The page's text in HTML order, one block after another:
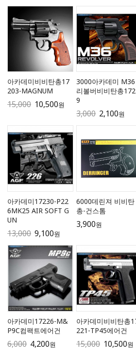
아카데미비비탄총17
203-MAGNUM
15,000 10,500원
3000아카데미 M36
리볼버비비탄총
9
3,000 2,100원
아카데미17230-P22
6MK25 AIR SOFT G
UN
13,000 9,100원
6000데린져 비비탄
총-건스톰
3,900원
아카데미17226-M&
P9C컴팩트에어건
6,000 4,200원
아카데미비비탄총
221-TP45에어건
15,000 10,500원